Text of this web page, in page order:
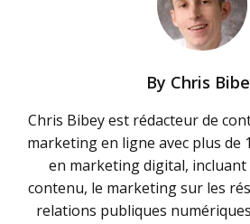
By Chris
Chris Bibey est rédacteur de
marketing en ligne avec plus de
en marketing digital, incluant
contenu, le marketing sur les
relations publiques